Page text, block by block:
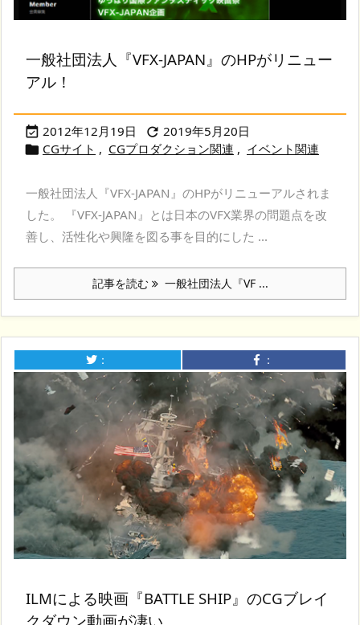
一般社団法人『VFX-JAPAN』のHPがリニュー
アル！
 2012年12月19日  2019年5月20日
 CGサイト , CGプロダクション関連 , イベント関連
一般社団法人『VFX-JAPAN』のHPがリニューアルされま
した。 『VFX-JAPAN』とは日本のVFX業界の問題点を改
善し、活性化や興隆を図る事を目的にした ...
記事を読む 一般社団法人『VF ...
： ：
ILMによる映画『BATTLE SHIP』のCGブレイ
クダウン動画が凄い